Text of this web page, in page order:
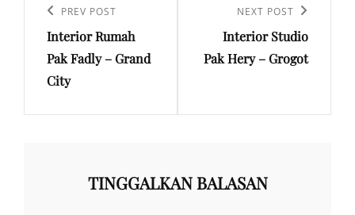
posPrevious
Post
PREV POST
Interior Rumah
Pak Fadly – Grand
City
Post
NEXT POST
Interior Studio
Pak Hery – Grogot
TINGGALKAN BALASAN